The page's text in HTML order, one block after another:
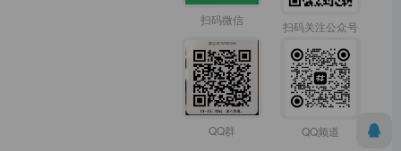
扫码微信 扫码关注公众号
QQ群 QQ频道